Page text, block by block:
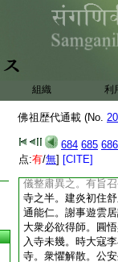
組織 利
佛祖歴代通載 (No.
684 685 686
点:有/無] [CITE]
悟作禮。霞云。何
日失錢遭罪。霞曰
二十三矣。霞退居
二年霞遷大洪。爲
招居板首。時衆踰
皆服之。出世泗洲
分寺之半爲神霄宮
空乏。二時所須雜
4 秔。庫僧辭不
幸。覺領衆起居。
儀整肅異之。有旨
寺之半。建炎初住
通能仁。謝事遊雲
大衆必欲得師。圓
入寺未幾。時大寇
寺。衆懼解散。公